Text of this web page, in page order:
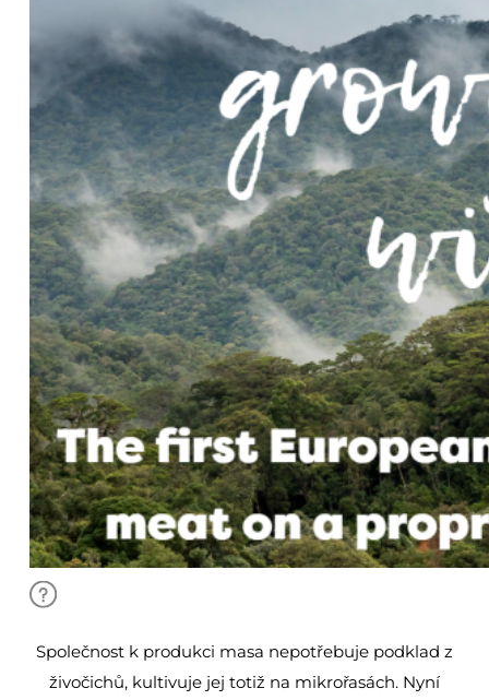
Společnost k produkci masa nepotřebuje podklad z
živočichů, kultivuje jej totiž na mikrořasách. Nyní